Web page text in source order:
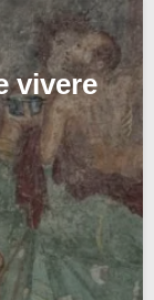
vivere